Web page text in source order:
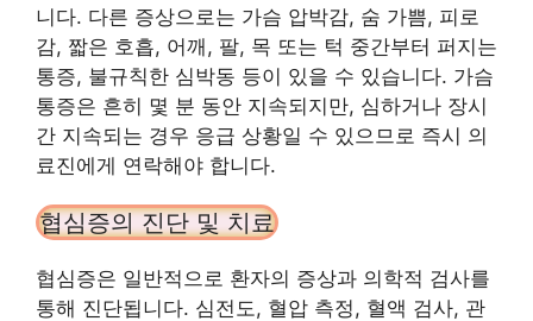
니다. 다른 증상으로는 가슴 압박감, 숨 가쁨, 피로
감, 짧은 호흡, 어깨, 팔, 목 또는 턱 중간부터 퍼지는
통증, 불규칙한 심박동 등이 있을 수 있습니다. 가슴
통증은 흔히 몇 분 동안 지속되지만, 심하거나 장시
간 지속되는 경우 응급 상황일 수 있으므로 즉시 의
료진에게 연락해야 합니다.
협심증의 진단 및 치료
협심증은 일반적으로 환자의 증상과 의학적 검사를
통해 진단됩니다. 심전도, 혈압 측정, 혈액 검사, 관